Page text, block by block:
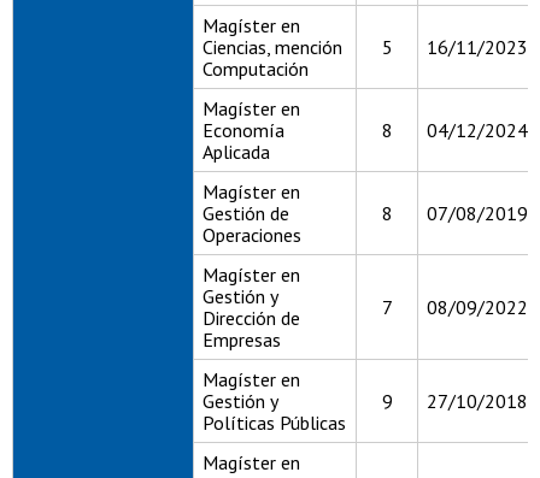
Magíster en
Ciencias, mención
Computación
5 16/11/2023
Magíster en
Economía
Aplicada
8 04/12/2024
Magíster en
Gestión de
Operaciones
8 07/08/2019
Magíster en
Gestión y
Dirección de
Empresas
7 08/09/2022
Magíster en
Gestión y
Políticas Públicas
9 27/10/2018
Magíster en